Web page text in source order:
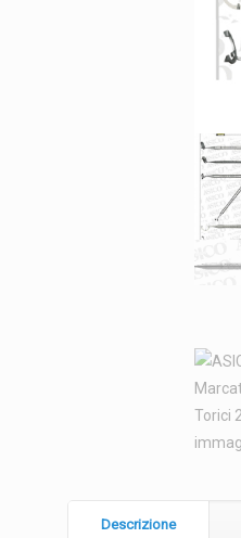
Descrizione